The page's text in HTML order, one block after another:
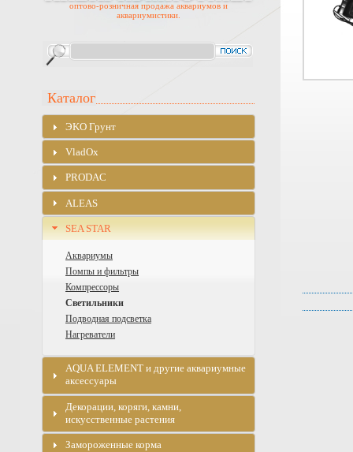
оптово-розничная продажа аквариумов и
аквариумистики.
Каталог
ЭKO Грунт
VladOx
PRODAC
ALEAS
SEA STAR
Аквариумы
Помпы и фильтры
Компрессоры
Светильники
Подводная подсветка
Нагреватели
AQUA ELEMENT и другие аквариумные
аксессуары
Декорации, коряги, камни,
искусственные растения
Замороженные корма